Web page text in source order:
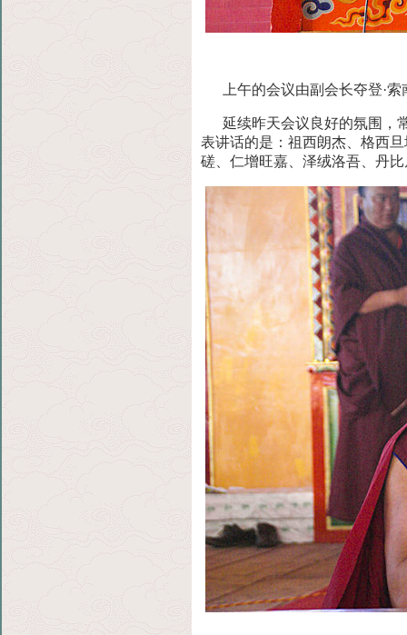
上午的会议由副会长夺登·索
延续昨天会议良好的氛围，
表讲话的是：祖西朗杰、格西
磋、仁增旺嘉、泽绒洛吾、丹